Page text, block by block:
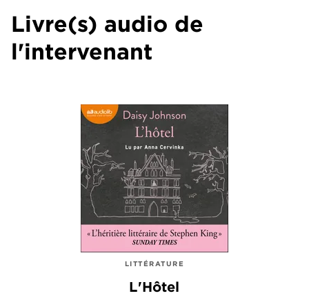
Livre(s) audio de
l'intervenant
LITTÉRATURE
L'Hôtel